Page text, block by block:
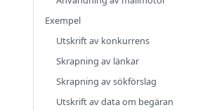
Exempel
Utskrift av konkurrens
Skrapning av länkar
Skrapning av sökförslag
Utskrift av data om begäran